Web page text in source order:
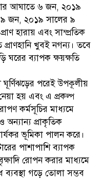
আঘাতে ৬ জন, ২০১৯
৯ জন, ২০১৯ সালের ৯
হারায় এবং সাম্প্রতিক
খুবই নগন্য। তবে
ব্যাপক ক্ষয়ক্ষতি
ঘূর্ণিঝড়ের পরেই উপকূলীয়
হয় এবং এ প্রকল্প
কর্মসূচির মাধ্যমে
অন্যান্য প্রাকৃতিক
ভূমিকা পালন করে।
পাশাপাশি ব্যাপক
রোপন করার মাধ্যমে
ব্যবস্থা গড়ে তোলা সম্ভব